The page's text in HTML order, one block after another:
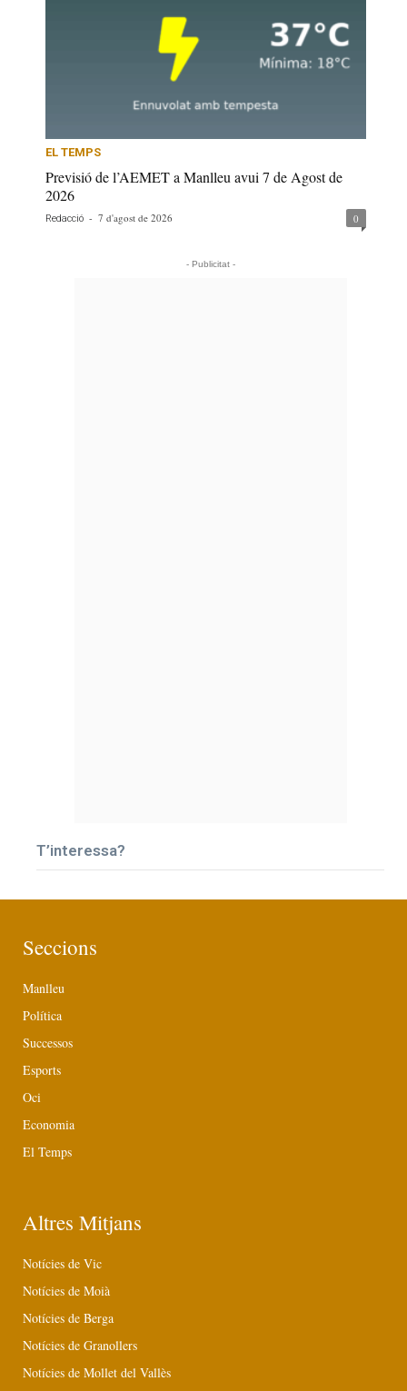
EL TEMPS
Previsió de l’AEMET a Manlleu avui 7 de Agost de
2026
Redacció - 7 d'agost de 2026 0
- Publicitat -
T’interessa?
Seccions
Manlleu
Política
Successos
Esports
Oci
Economia
El Temps
Altres Mitjans
Notícies de Vic
Notícies de Moià
Notícies de Berga
Notícies de Granollers
Notícies de Mollet del Vallès